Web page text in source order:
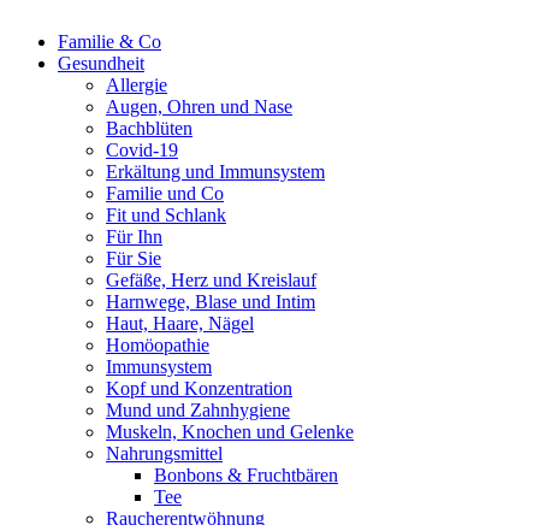
Familie & Co
Gesundheit
Allergie
Augen, Ohren und Nase
Bachblüten
Covid-19
Erkältung und Immunsystem
Familie und Co
Fit und Schlank
Für Ihn
Für Sie
Gefäße, Herz und Kreislauf
Harnwege, Blase und Intim
Haut, Haare, Nägel
Homöopathie
Immunsystem
Kopf und Konzentration
Mund und Zahnhygiene
Muskeln, Knochen und Gelenke
Nahrungsmittel
Bonbons & Fruchtbären
Tee
Raucherentwöhnung